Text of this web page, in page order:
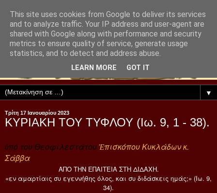
▼
Τρίτη 17 Ιανουαρίου 2023
ΚΥΡΙΑΚΗ ΤΟΥ ΤΥΦΛΟΥ (Ιω. 9, 1 - 38).
ὑπό του Θεοφιλεστάτου Ἐπισκόπου Κυκλάδων κ.
Σάββα
ΑΠΟ ΤΗΝ ΕΠΑΙΤΕΙΑ ΣΤΗ ΔΙΔΑΧΗ.
«εν αμαρτίαις συ εγεννήθης όλος, και συ διδάσκεις ημάς;» (Ιω. 9,
34).
This site uses cookies from Google to deliver its services
and to analyze traffic. Your IP address and user-agent are
shared with Google along with performance and security
metrics to ensure quality of service, generate usage
statistics, and to detect and address abuse.
LEARN MORE GOT IT